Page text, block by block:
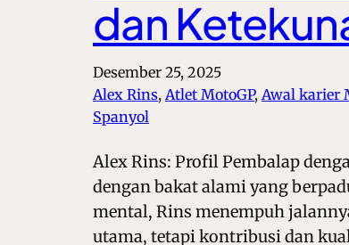
dan
Desember 25, 2025
Alex Rins, Atlet MotoGP, Awal karier
Spanyol
Alex Rins: Profil Pembalap
dengan bakat alami yang
mental, Rins menempuh
utama, tetapi kontribusi dan